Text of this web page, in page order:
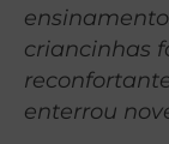
criancinhas
enterrou